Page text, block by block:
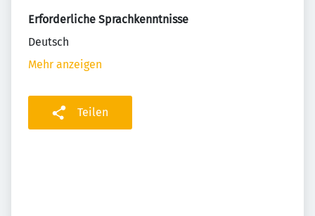
Erforderliche Sprachkenntnisse
Deutsch
Mehr anzeigen
Teilen